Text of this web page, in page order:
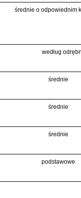
średnie o odpowiednim
według
średnie
średnie
średnie
podstawowe